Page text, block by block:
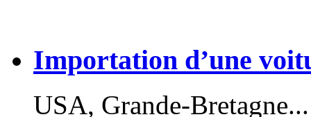
Importation d’une
USA, Grande-Bretagne...